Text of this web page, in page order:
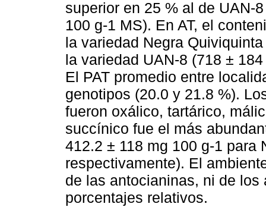
superior en 25 % al de UAN-
100 g-1 MS). En AT, el
la variedad Negra
la variedad UAN-8 (718 ±
El PAT promedio entre
genotipos (20.0 y 21.8 %).
fueron oxálico, tartárico,
succínico fue el más
412.2 ± 118 mg 100 g-1 para
respectivamente). El
de las antocianinas, ni de
porcentajes relativos.